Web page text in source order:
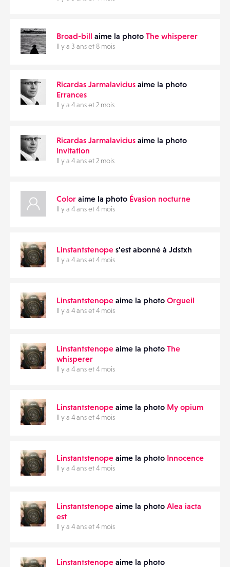
Broad-bill aime la photo The whisperer
Il y a 3 ans et 8 mois
Ricardas Jarmalavicius aime la photo
Errances
Il y a 4 ans et 2 mois
Ricardas Jarmalavicius aime la photo
Invitation
Il y a 4 ans et 2 mois
Color aime la photo Évasion nocturne
Il y a 4 ans et 4 mois
Linstantstenope s’est abonné à Jdstxh
Il y a 4 ans et 4 mois
Linstantstenope aime la photo Orgueil
Il y a 4 ans et 4 mois
Linstantstenope aime la photo The
whisperer
Il y a 4 ans et 4 mois
Linstantstenope aime la photo My opium
Il y a 4 ans et 4 mois
Linstantstenope aime la photo Innocence
Il y a 4 ans et 4 mois
Linstantstenope aime la photo Alea iacta
est
Il y a 4 ans et 4 mois
Linstantstenope aime la photo